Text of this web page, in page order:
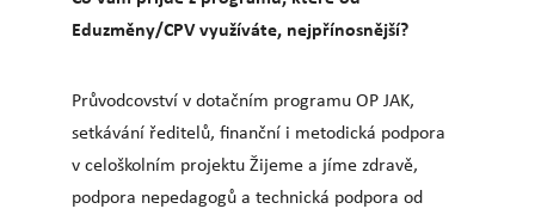
Eduzměny/CPV využíváte, nejpřínosnější?
Průvodcovství v dotačním programu OP JAK,
setkávání ředitelů, finanční i metodická podpora
v celoškolním projektu Žijeme a jíme zdravě,
podpora nepedagogů a technická podpora od